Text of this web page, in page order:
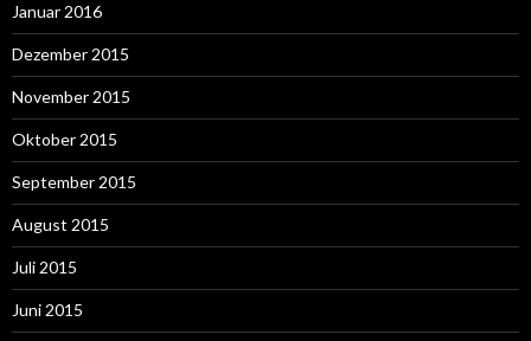
Januar 2016
Dezember 2015
November 2015
Oktober 2015
September 2015
August 2015
Juli 2015
Juni 2015